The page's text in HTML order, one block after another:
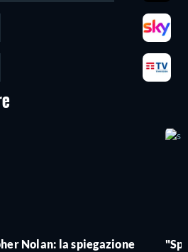
Nolan: la spiegazione